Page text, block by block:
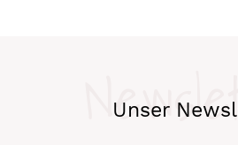
Unser